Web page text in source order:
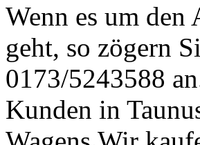
Wenn es um
geht, so zögern
0173/5243588
Kunden in